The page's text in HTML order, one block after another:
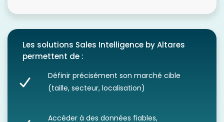
Les solutions Sales Intelligence by Altares
permettent de :
Définir précisément son marché cible
(taille, secteur, localisation)
Accéder à des données fiables,